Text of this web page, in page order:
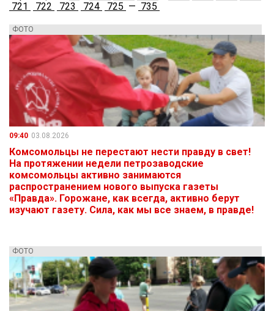
721
722 723 724 725 — 735
ФОТО
09:40 03.08.2026
Комсомольцы не перестают нести правду в свет!
На протяжении недели петрозаводские
комсомольцы активно занимаются
распространением нового выпуска газеты
«Правда». Горожане, как всегда, активно берут
изучают газету. Сила, как мы все знаем, в правде!
ФОТО